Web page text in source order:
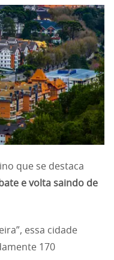
que se destaca
bate e volta saindo de
essa cidade
170